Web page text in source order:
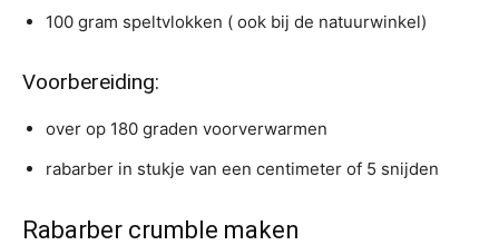
100 gram speltvlokken ( ook bij de natuurwinkel)
Voorbereiding:
over op 180 graden voorverwarmen
rabarber in stukje van een centimeter of 5 snijden
Rabarber crumble maken